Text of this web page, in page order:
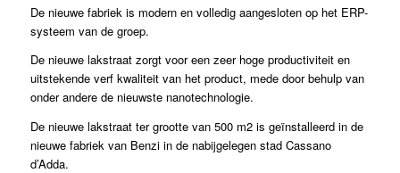
De nieuwe fabriek is modern en volledig aangesloten op het ERP-
systeem van de groep.
De nieuwe lakstraat zorgt voor een zeer hoge productiviteit en
uitstekende verf kwaliteit van het product, mede door behulp van
onder andere de nieuwste nanotechnologie.
De nieuwe lakstraat ter grootte van 500 m2 is geïnstalleerd in de
nieuwe fabriek van Benzi in de nabijgelegen stad Cassano
d’Adda.